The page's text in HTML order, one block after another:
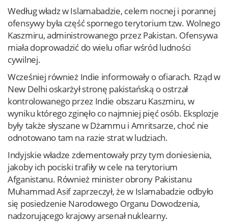
Według władz w Islamabadzie, celem nocnej i porannej
ofensywy była część spornego terytorium tzw. Wolnego
Kaszmiru, administrowanego przez Pakistan. Ofensywa
miała doprowadzić do wielu ofiar wśród ludności
cywilnej.
Wcześniej również Indie informowały o ofiarach. Rząd w
New Delhi oskarżył stronę pakistańską o ostrzał
kontrolowanego przez Indie obszaru Kaszmiru, w
wyniku którego zginęło co najmniej pięć osób. Eksplozje
były także słyszane w Dżammu i Amritsarze, choć nie
odnotowano tam na razie strat w ludziach.
Indyjskie władze zdementowały przy tym doniesienia,
jakoby ich pociski trafiły w cele na terytorium
Afganistanu. Również minister obrony Pakistanu
Muhammad Asif zaprzeczył, że w Islamabadzie odbyło
się posiedzenie Narodowego Organu Dowodzenia,
nadzorującego krajowy arsenał nuklearny.